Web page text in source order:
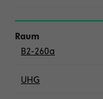
B2-260a
UHG